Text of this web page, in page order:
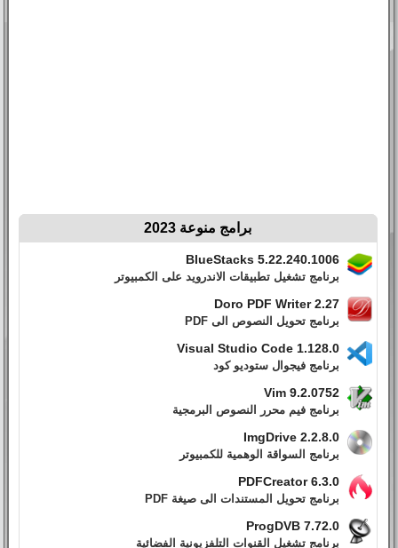
برامج منوعة 2023
BlueStacks 5.22.240.1006
برنامج تشغيل تطبيقات الاندرويد على الكمبيوتر
Doro PDF Writer 2.27
برنامج تحويل النصوص الى PDF
Visual Studio Code 1.128.0
برنامج فيجوال ستوديو كود
Vim 9.2.0752
برنامج فيم محرر النصوص البرمجية
ImgDrive 2.2.8.0
برنامج السواقة الوهمية للكمبيوتر
PDFCreator 6.3.0
برنامج تحويل المستندات الى صيغة PDF
ProgDVB 7.72.0
برنامج تشغيل القنوات التلفزيونية الفضائية